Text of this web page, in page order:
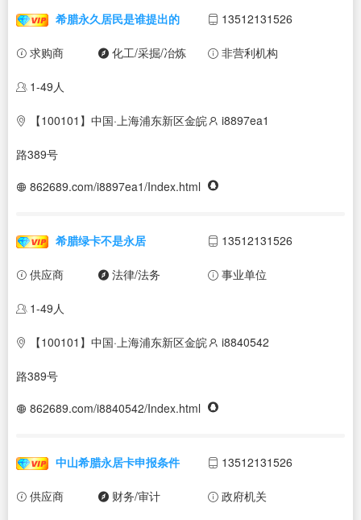
希腊永久居民是谁提出的 13512131526
求购商 化工/采掘/冶炼 非营利机构
1-49人
【100101】中国·上海浦东新区金皖
路389号
i8897ea1
862689.com/i8897ea1/Index.html
希腊绿卡不是永居 13512131526
供应商 法律/法务 事业单位
1-49人
【100101】中国·上海浦东新区金皖
路389号
i8840542
862689.com/i8840542/Index.html
中山希腊永居卡申报条件 13512131526
供应商 财务/审计 政府机关